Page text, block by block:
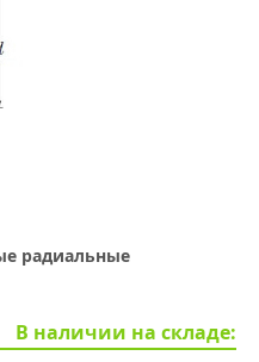
радиальные
В наличии на складе: